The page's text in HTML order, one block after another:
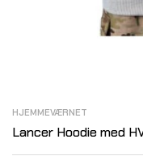
HJEMMEVÆRNET
Lancer Hoodie med